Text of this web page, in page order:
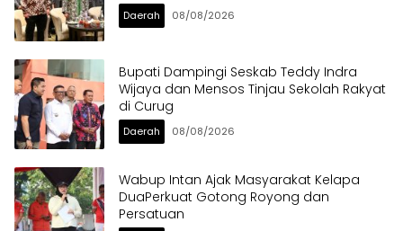
Daerah 08/08/2026
Bupati Dampingi Seskab Teddy Indra
Wijaya dan Mensos Tinjau Sekolah Rakyat
di Curug
Daerah 08/08/2026
Wabup Intan Ajak Masyarakat Kelapa
DuaPerkuat Gotong Royong dan
Persatuan